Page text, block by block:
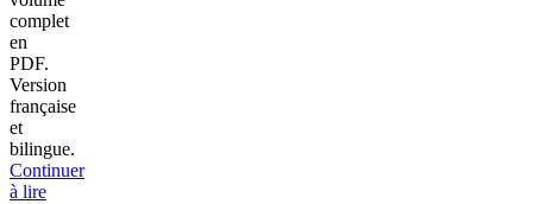
complet
en
PDF.
Version
française
et
bilingue.
Continuer
à lire